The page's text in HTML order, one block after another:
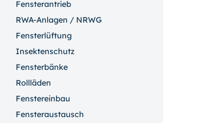
Fensterantrieb
RWA-Anlagen / NRWG
Fensterlüftung
Insektenschutz
Fensterbänke
Rollläden
Fenstereinbau
Fensteraustausch